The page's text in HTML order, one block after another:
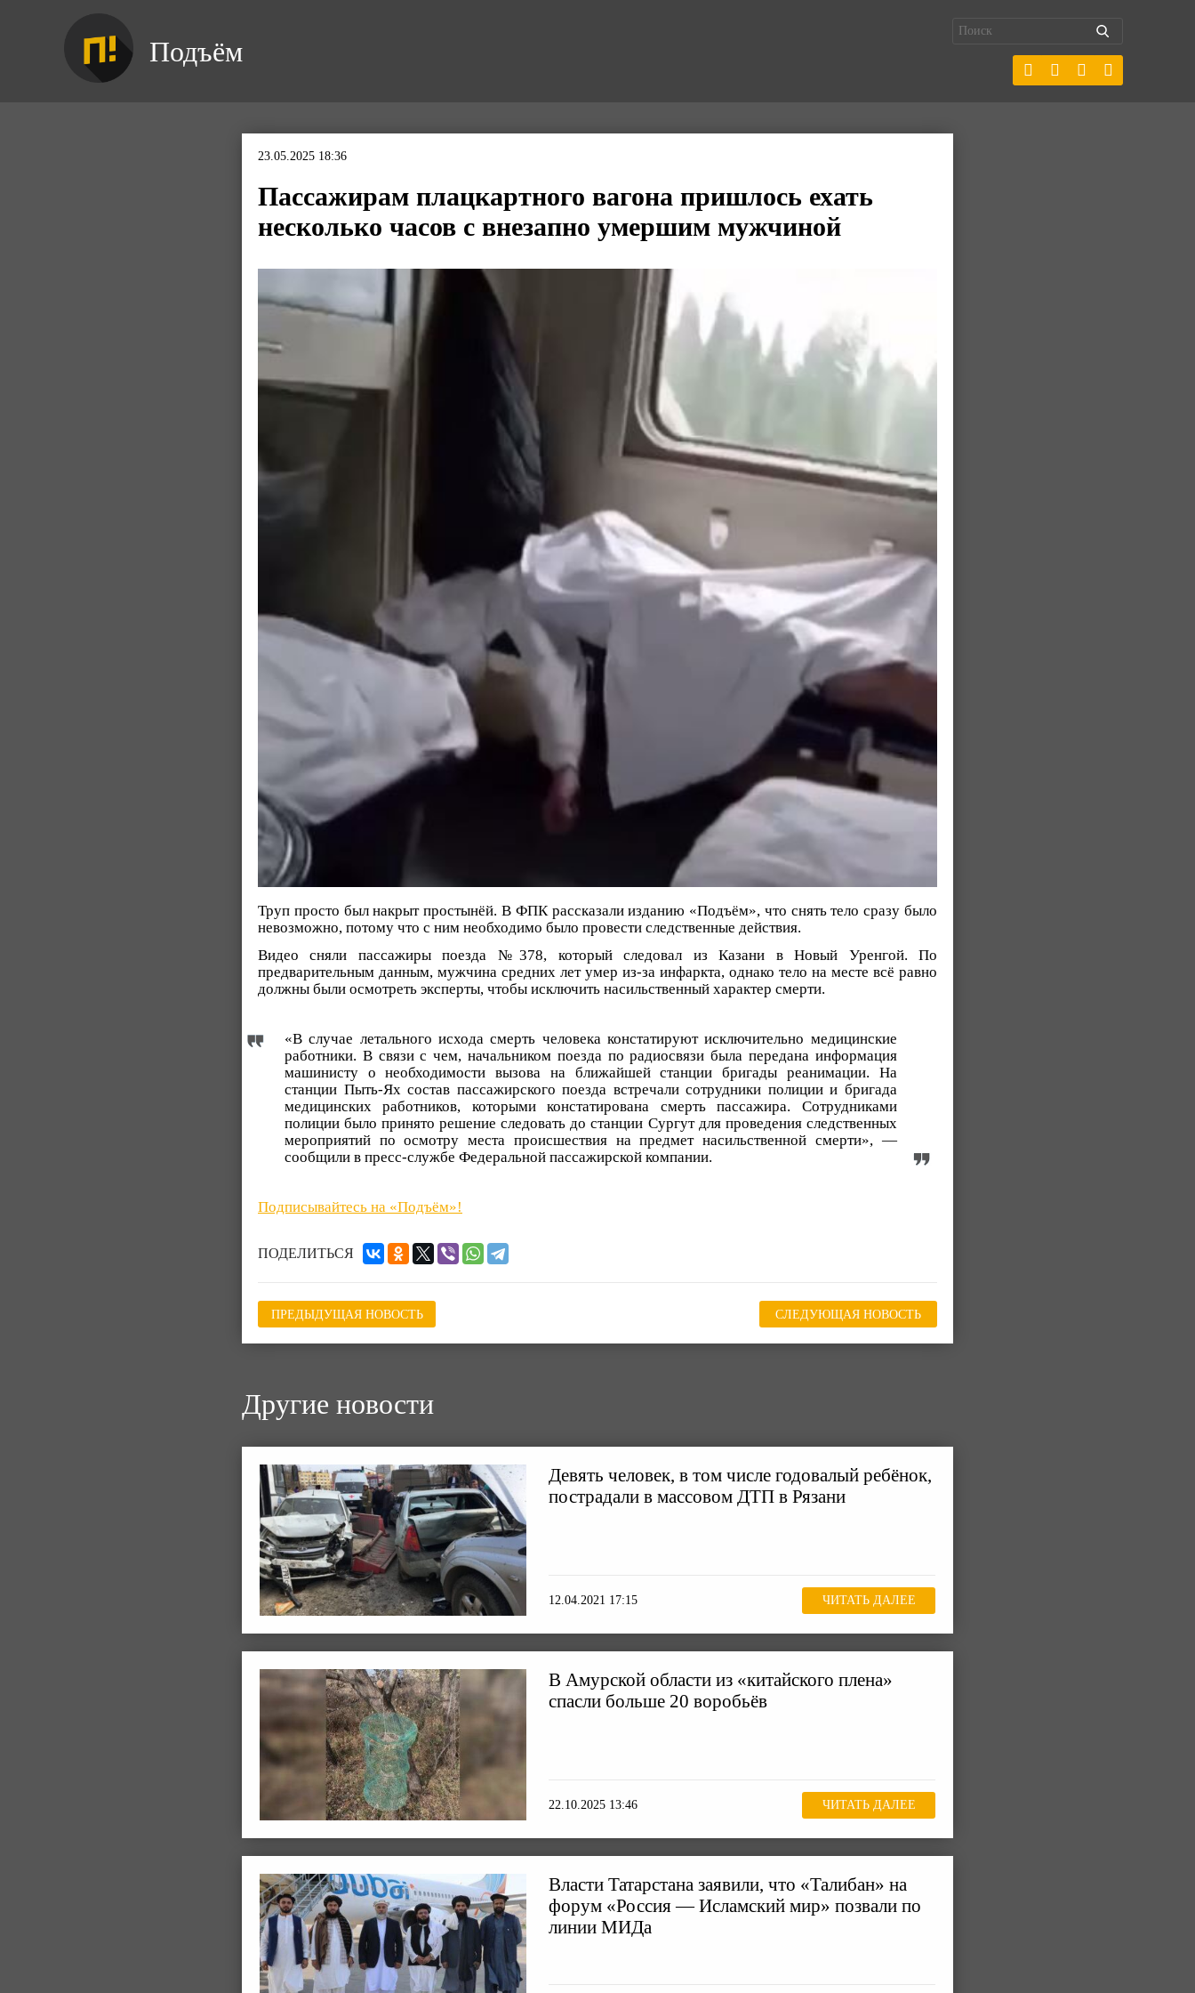
Подъём
23.05.2025 18:36
Пассажирам плацкартного вагона пришлось ехать
несколько часов с внезапно умершим мужчиной
Труп просто был накрыт простынёй. В ФПК рассказали изданию «Подъём», что снять тело сразу было
невозможно, потому что с ним необходимо было провести следственные действия.
Видео сняли пассажиры поезда №378, который следовал из Казани в Новый Уренгой. По
предварительным данным, мужчина средних лет умер из-за инфаркта, однако тело на месте всё равно
должны были осмотреть эксперты, чтобы исключить насильственный характер смерти.
«В случае летального исхода смерть человека констатируют исключительно медицинские
работники. В связи с чем, начальником поезда по радиосвязи была передана информация
машинисту о необходимости вызова на ближайшей станции бригады реанимации. На
станции Пыть-Ях состав пассажирского поезда встречали сотрудники полиции и бригада
медицинских работников, которыми констатирована смерть пассажира. Сотрудниками
полиции было принято решение следовать до станции Сургут для проведения следственных
мероприятий по осмотру места происшествия на предмет насильственной смерти», —
сообщили в пресс-службе Федеральной пассажирской компании.
Подписывайтесь на «Подъём»!
ПОДЕЛИТЬСЯ
ПРЕДЫДУЩАЯ НОВОСТЬ СЛЕДУЮЩАЯ НОВОСТЬ
Другие новости
Девять человек, в том числе годовалый ребёнок,
пострадали в массовом ДТП в Рязани
12.04.2021 17:15 ЧИТАТЬ ДАЛЕЕ
В Амурской области из «китайского плена»
спасли больше 20 воробьёв
22.10.2025 13:46 ЧИТАТЬ ДАЛЕЕ
Власти Татарстана заявили, что «Талибан» на
форум «Россия — Исламский мир» позвали по
линии МИДа